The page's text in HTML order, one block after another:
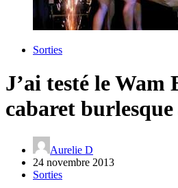
Sorties
J’ai testé le Wam
cabaret
Aurelie D
24 novembre 2013
Sorties